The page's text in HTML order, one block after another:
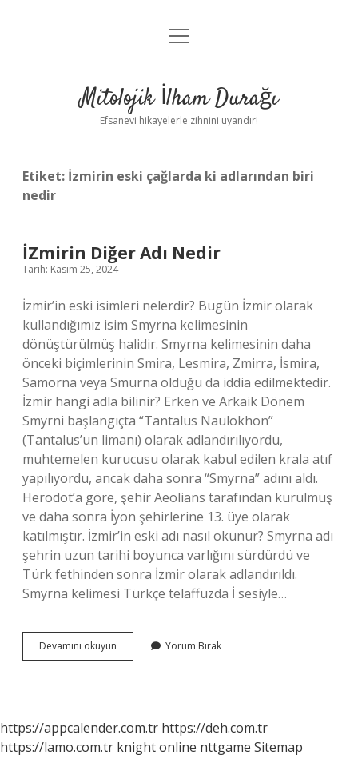
Anasayfa
Yasal Uyarı
menüyü
Mitolojik İlham Durağı
Efsanevi hikayelerle zihnini uyandır!
Etiket: İzmirin eski çağlarda ki adlarından biri
nedir
İZmirin Diğer Adı Nedir
Tarih: Kasım 25, 2024
İzmir’in eski isimleri nelerdir? Bugün İzmir olarak
kullandığımız isim Smyrna kelimesinin
dönüştürülmüş halidir. Smyrna kelimesinin daha
önceki biçimlerinin Smira, Lesmira, Zmirra, İsmira,
Samorna veya Smurna olduğu da iddia edilmektedir.
İzmir hangi adla bilinir? Erken ve Arkaik Dönem
Smyrni başlangıçta “Tantalus Naulokhon”
(Tantalus’un limanı) olarak adlandırılıyordu,
muhtemelen kurucusu olarak kabul edilen krala atıf
yapılıyordu, ancak daha sonra “Smyrna” adını aldı.
Herodot’a göre, şehir Aeolians tarafından kurulmuş
ve daha sonra İyon şehirlerine 13. üye olarak
katılmıştır. İzmir’in eski adı nasıl okunur? Smyrna adı
şehrin uzun tarihi boyunca varlığını sürdürdü ve
Türk fethinden sonra İzmir olarak adlandırıldı.
Smyrna kelimesi Türkçe telaffuzda İ sesiyle…
Devamını okuyun
Diğer
Yorum Bırak
https://appcalender.com.tr https://deh.com.tr
https://lamo.com.tr knight online nttgame Sitemap